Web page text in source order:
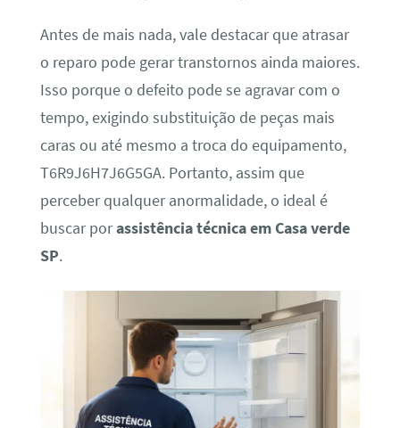
Antes de mais nada, vale destacar que atrasar
o reparo pode gerar transtornos ainda maiores.
Isso porque o defeito pode se agravar com o
tempo, exigindo substituição de peças mais
caras ou até mesmo a troca do equipamento,
T6R9J6H7J6G5GA. Portanto, assim que
perceber qualquer anormalidade, o ideal é
buscar porassistência técnica em Casa verde
SP.